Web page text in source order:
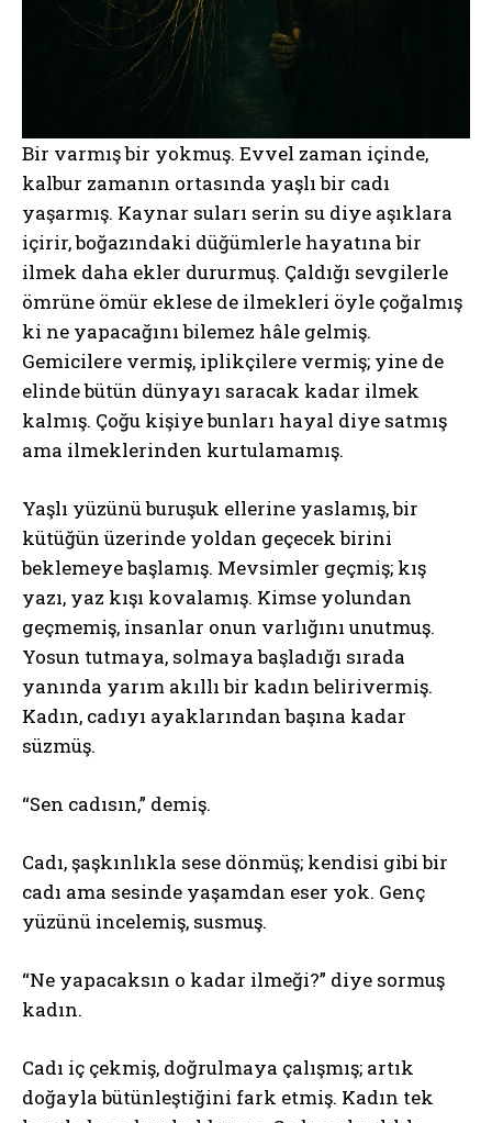
Bir varmış bir yokmuş. Evvel zaman içinde,
kalbur zamanın ortasında yaşlı bir cadı
yaşarmış. Kaynar suları serin su diye aşıklara
içirir, boğazındaki düğümlerle hayatına bir
ilmek daha ekler dururmuş. Çaldığı sevgilerle
ömrüne ömür eklese de ilmekleri öyle çoğalmış
ki ne yapacağını bilemez hâle gelmiş.
Gemicilere vermiş, iplikçilere vermiş; yine de
elinde bütün dünyayı saracak kadar ilmek
kalmış. Çoğu kişiye bunları hayal diye satmış
ama ilmeklerinden kurtulamamış.
Yaşlı yüzünü buruşuk ellerine yaslamış, bir
kütüğün üzerinde yoldan geçecek birini
beklemeye başlamış. Mevsimler geçmiş; kış
yazı, yaz kışı kovalamış. Kimse yolundan
geçmemiş, insanlar onun varlığını unutmuş.
Yosun tutmaya, solmaya başladığı sırada
yanında yarım akıllı bir kadın belirivermiş.
Kadın, cadıyı ayaklarından başına kadar
süzmüş.
“Sen cadısın,” demiş.
Cadı, şaşkınlıkla sese dönmüş; kendisi gibi bir
cadı ama sesinde yaşamdan eser yok. Genç
yüzünü incelemiş, susmuş.
“Ne yapacaksın o kadar ilmeği?” diye sormuş
kadın.
Cadı iç çekmiş, doğrulmaya çalışmış; artık
doğayla bütünleştiğini fark etmiş. Kadın tek